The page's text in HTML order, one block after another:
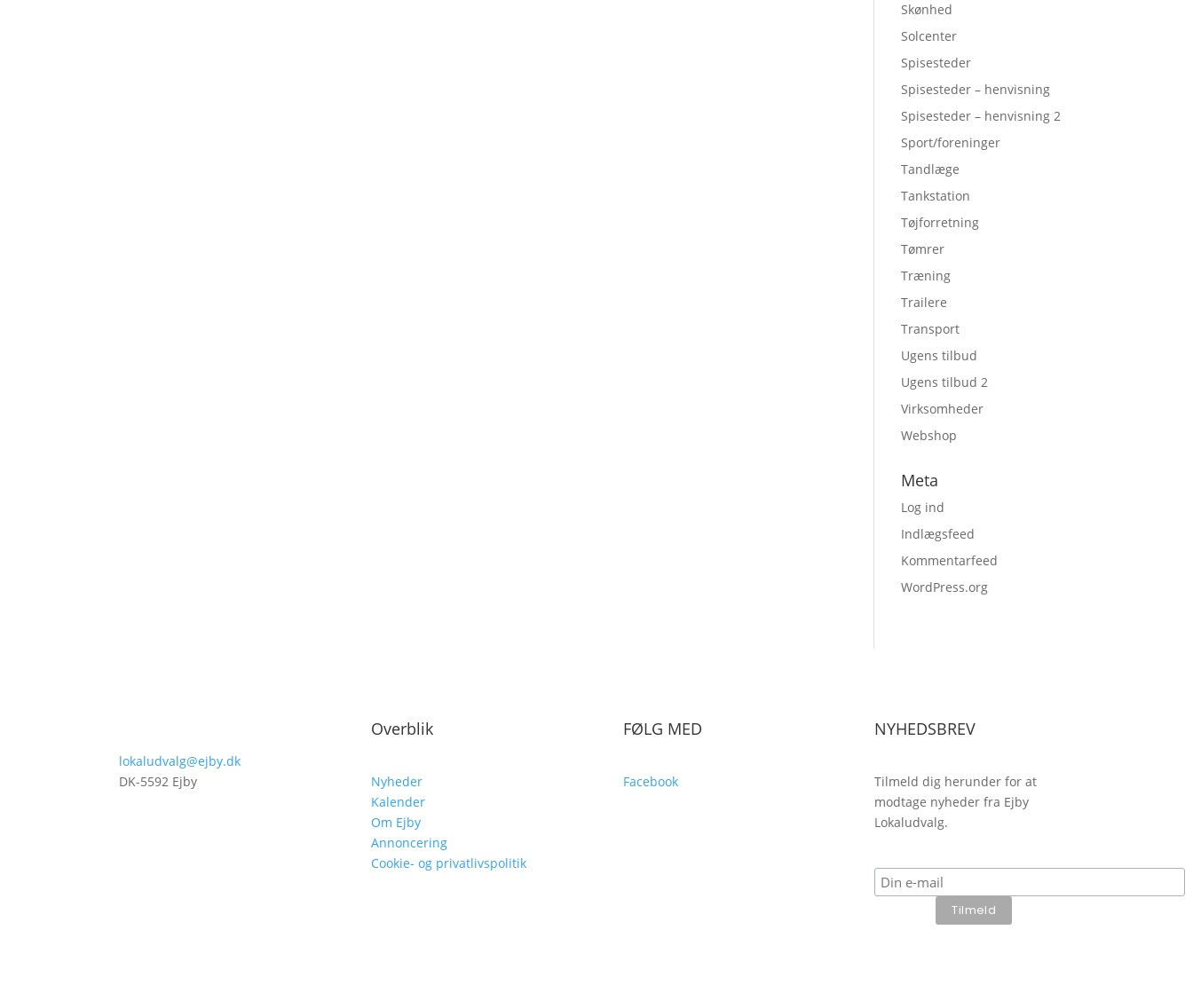
Skønhed
Solcenter
Spisesteder
Spisesteder – henvisning
Spisesteder – henvisning 2
Sport/foreninger
Tandlæge
Tankstation
Tøjforretning
Tømrer
Træning
Trailere
Transport
Ugens tilbud
Ugens tilbud 2
Virksomheder
Webshop
Meta
Log ind
Indlægsfeed
Kommentarfeed
WordPress.org
lokaludvalg@ejby.dk
DK-5592 Ejby
Overblik
Nyheder
Kalender
Om Ejby
Annoncering
Cookie- og privatlivspolitik
FØLG MED
Facebook
NYHEDSBREV
Tilmeld dig herunder for at
modtage nyheder fra Ejby
Lokaludvalg.